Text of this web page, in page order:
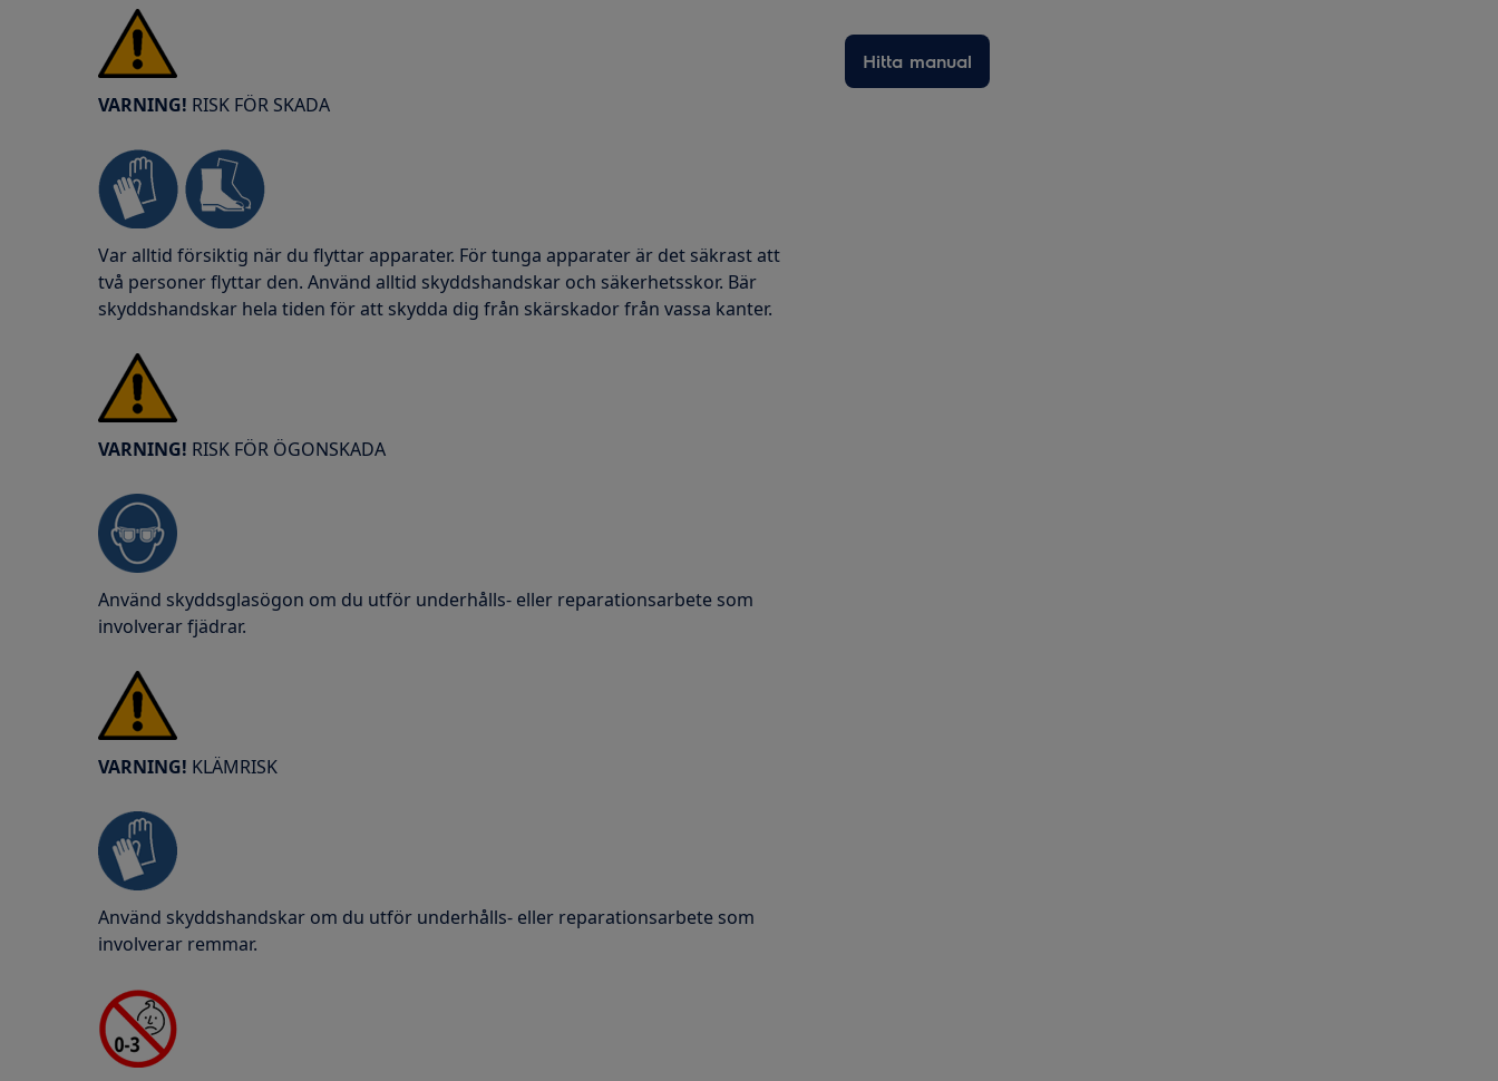
VARNING! RISK FÖR SKADA
Var alltid försiktig när du flyttar apparater. För tunga apparater är det säkrast att
två personer flyttar den. Använd alltid skyddshandskar och säkerhetsskor. Bär
skyddshandskar hela tiden för att skydda dig från skärskador från vassa kanter.
VARNING! RISK FÖR ÖGONSKADA
Använd skyddsglasögon om du utför underhålls- eller reparationsarbete som
involverar fjädrar.
VARNING! KLÄMRISK
Använd skyddshandskar om du utför underhålls- eller reparationsarbete som
involverar remmar.
Hitta manual